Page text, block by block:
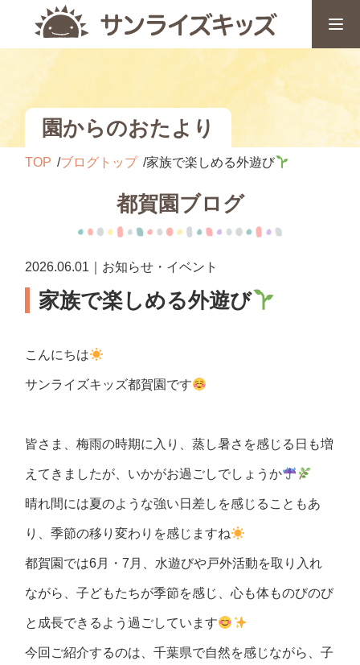
園からのおたより
TOP ブログトップ 家族で楽しめる外遊び
都賀園ブログ
2026.06.01｜お知らせ・イベント
家族で楽しめる外遊び
こんにちは
サンライズキッズ都賀園です
皆さま、梅雨の時期に入り、蒸し暑さを感じる日も増
えてきましたが、いかがお過ごしでしょうか
晴れ間には夏のような強い日差しを感じることもあ
り、季節の移り変わりを感じますね
都賀園では6月・7月、水遊びや戸外活動を取り入れ
ながら、子どもたちが季節を感じ、心も体ものびのび
と成長できるよう過ごしています
今回ご紹介するのは、千葉県で自然を感じながら、子